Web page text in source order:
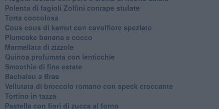
Polenta di fagioli Zolfini conrape stufate
Torta coccolosa
Cous cous di kamut con cavolfiore speziato
Plumcake banana e cocco
Marmellata di zizzole
Quinoa profumata con lenticchie
Smoothie di fine estate
Bachalau a Bras
Vellutata di broccolo romano con speck croccante
Tortino in tazza
Pastella con fiori di zucca al forno